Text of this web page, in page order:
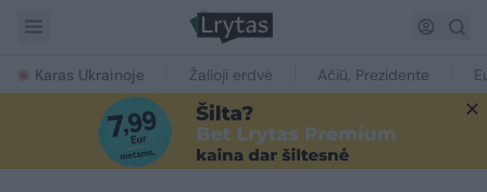
Karas Ukrainoje Žalioji erdvė Ačiū, Prezidente